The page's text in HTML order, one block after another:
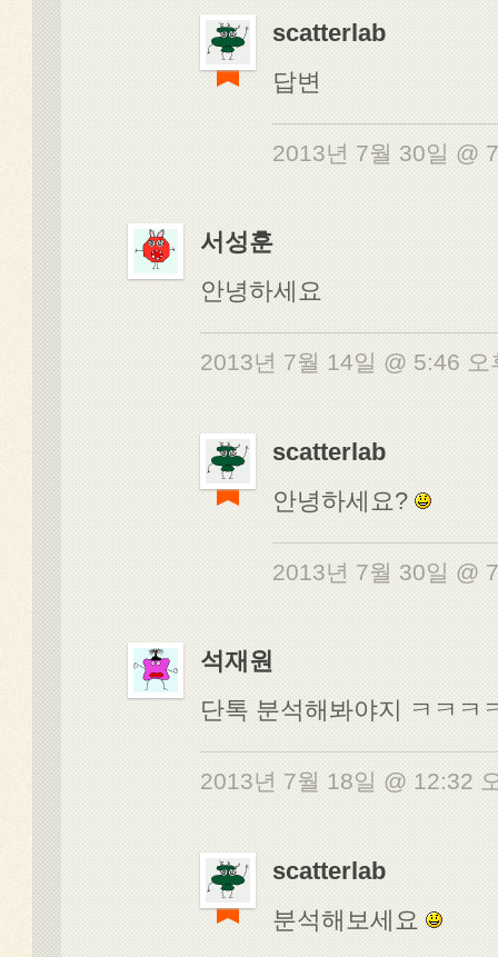
scatterlab
답변
2013년 7월 30일 @
서성훈
안녕하세요
2013년 7월 14일 @ 5:46
scatterlab
안녕하세요?
2013년 7월 30일 @
석재원
단톡 분석해봐야지 ㅋㅋㅋ
2013년 7월 18일 @ 12:32
scatterlab
분석해보세요